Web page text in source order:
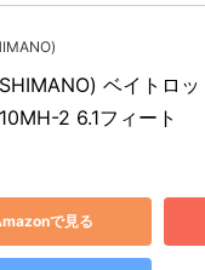
ベイトロ
2 6.1フィート
で見る